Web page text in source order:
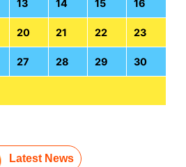
13 14 15 16
20 21 22 23
27 28 29 30
Latest News